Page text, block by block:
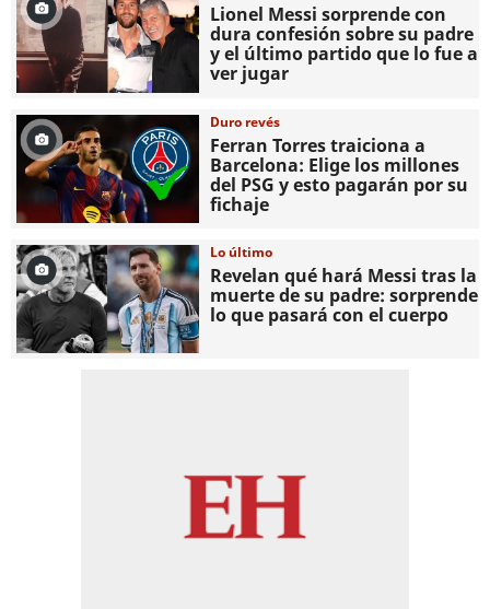
Lionel Messi sorprende con
dura confesión sobre su padre
y el último partido que lo fue a
ver jugar
Duro revés
Ferran Torres traiciona a
Barcelona: Elige los millones
del PSG y esto pagarán por su
fichaje
Lo último
Revelan qué hará Messi tras la
muerte de su padre: sorprende
lo que pasará con el cuerpo